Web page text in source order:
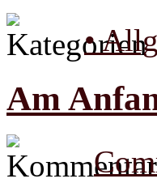
•
Am